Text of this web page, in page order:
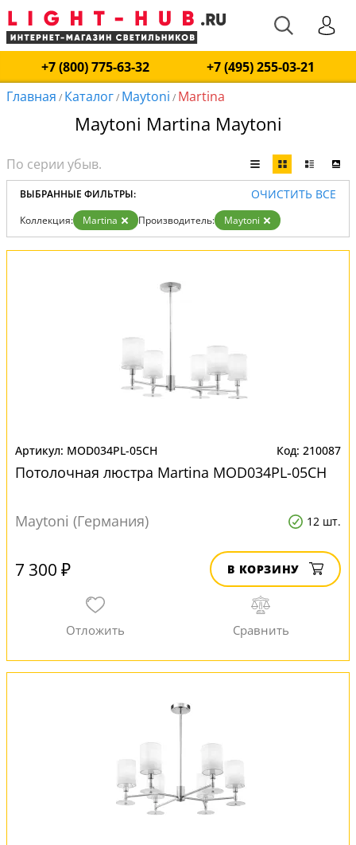
+7 (800) 775-63-32
+7 (495) 255-03-21
Главная / Каталог/ Maytoni / Martina
Maytoni Martina Maytoni
ВЫБРАННЫЕ ФИЛЬТРЫ: ОЧИСТИТЬ ВСЕ
Коллекция: Martina Производитель: Maytoni
MOD034PL-05CH 210087
Потолочная люстра Martina MOD034PL-05CH
Maytoni (Германия) 12 шт.
7 300 ₽ В КОРЗИНУ